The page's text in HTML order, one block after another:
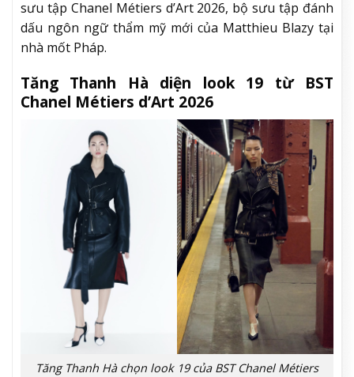
sưu tập Chanel Métiers d’Art 2026, bộ sưu tập đánh
dấu ngôn ngữ thẩm mỹ mới của Matthieu Blazy tại
nhà mốt Pháp.
Tăng Thanh Hà diện look 19 từ BST
Chanel Métiers d’Art 2026
Tăng Thanh Hà chọn look 19 của BST Chanel Métiers